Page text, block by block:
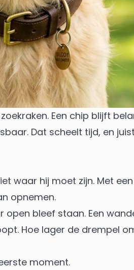
Een chip blijft
Dat scheelt tijd, en
waar hij moet zijn. Met
opnemen.
bleef staan. Een
Hoe lager de drempel
moment.